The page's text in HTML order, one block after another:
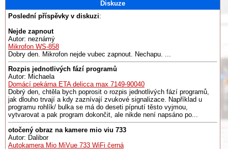
Diskuze
Poslední příspěvky v diskuzi:
Nejde zapnout
Autor: neznámý
Mikrofon WS-858
Dobry den. Mikrofon nejde vubec zapnout. Nechapu. ...
Rozpis jednotlivých fází programů
Autor: Michaela
Domácí pekárna ETA delicca max 7149-90040
Dobrý den, chtěla bych poprosit o rozpis jednotlivých fází programů,
jak dlouho trvají a kdy zaznívají zvukové signalizace. Například u
programu rohlík/ bulka se má do deseti pípnutí těsto vyjmou,
vytvarovat a pak program dokončit, ale nikde není napsáno po...
otočený obraz na kamere mio viu 733
Autor: Dalibor
Autokamera Mio MiVue 733 WiFi černá